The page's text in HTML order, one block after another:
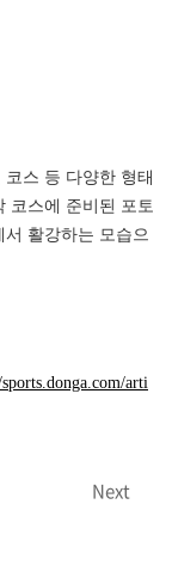
스 등 다양한 형태
코스에 준비된 포토
활강하는 모습으
arti
Next